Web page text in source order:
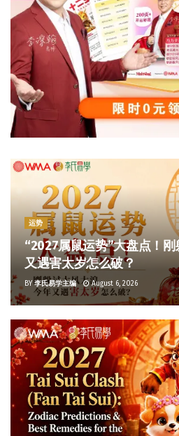
运势
“2027属鼠运势”大盘点！
又遇害太岁怎么破？
BY 李氏易学主编 August 6, 2026